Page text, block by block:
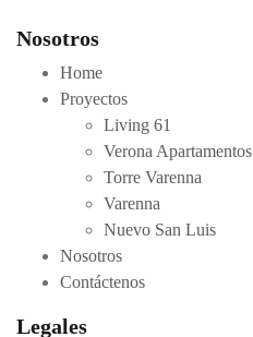
Nosotros
Home
Proyectos
Living 61
Verona Apartamentos
Torre Varenna
Varenna
Nuevo San Luis
Nosotros
Contáctenos
Legales